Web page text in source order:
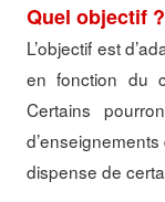
Quel objectif ?
L’objectif est
en fonction du
Certains
dispense de